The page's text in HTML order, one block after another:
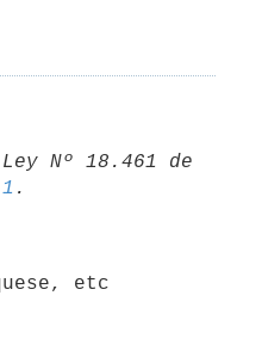
Ley Nº 18.461 de
1